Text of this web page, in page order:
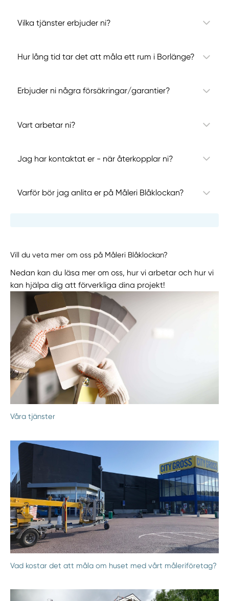
Vilka tjänster erbjuder ni?
Hur lång tid tar det att måla ett rum i Borlänge?
Erbjuder ni några försäkringar/garantier?
Vart arbetar ni?
Jag har kontaktat er - när återkopplar ni?
Varför bör jag anlita er på Måleri Blåklockan?
Vill du veta mer om oss på Måleri Blåklockan?
Nedan kan du läsa mer om oss, hur vi arbetar och hur vi
kan hjälpa dig att förverkliga dina projekt!
Våra tjänster
Vad kostar det att måla om huset med vårt måleriföretag?